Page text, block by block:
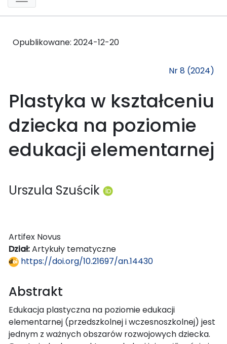
Opublikowane: 2024-12-20
Nr 8 (2024)
Plastyka w kształceniu
dziecka na poziomie
edukacji elementarnej
Urszula Szuścik
Artifex Novus
Dział:Artykuły tematyczne
https://doi.org/10.21697/an.14430
Abstrakt
Edukacja plastyczna na poziomie edukacji
elementarnej (przedszkolnej i wczesnoszkolnej) jest
jednym z ważnych obszarów rozwojowych dziecka.